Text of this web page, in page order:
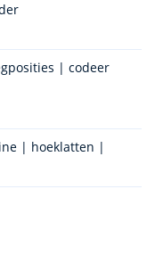
| codeer
| hoeklatten |